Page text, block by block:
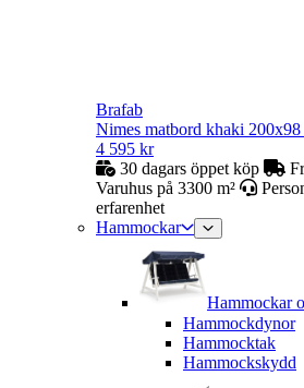
Brafab
Nimes matbord khaki 200x98
4 595 kr
30 dagars öppet köp
Varuhus på 3300 m²
erfarenhet
Hammockar
Hammockar
Hammockdynor
Hammocktak
Hammockskydd